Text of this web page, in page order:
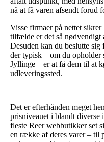
nå at få varen afsendt forud
Visse firmaer på nettet
tilfælde er det så nødvendigt
Desuden kan du beslutte
der typisk – om du
Jyllinge – er at få dem til at
udleveringssted.
Det er efterhånden meget
prisniveauet i blandt diverse
fleste Reer webbutikker set
en række af deres varer – til